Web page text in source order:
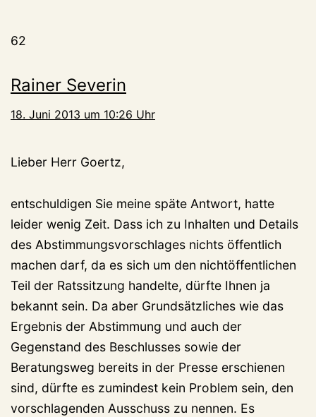
62
Rainer Severin
18. Juni 2013 um 10:26 Uhr
Lieber Herr Goertz,
entschuldigen Sie meine späte Antwort, hatte
leider wenig Zeit. Dass ich zu Inhalten und Details
des Abstimmungsvorschlages nichts öffentlich
machen darf, da es sich um den nichtöffentlichen
Teil der Ratssitzung handelte, dürfte Ihnen ja
bekannt sein. Da aber Grundsätzliches wie das
Ergebnis der Abstimmung und auch der
Gegenstand des Beschlusses sowie der
Beratungsweg bereits in der Presse erschienen
sind, dürfte es zumindest kein Problem sein, den
vorschlagenden Ausschuss zu nennen. Es